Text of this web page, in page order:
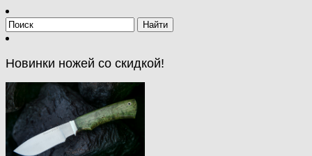
Новинки ножей со скидкой!